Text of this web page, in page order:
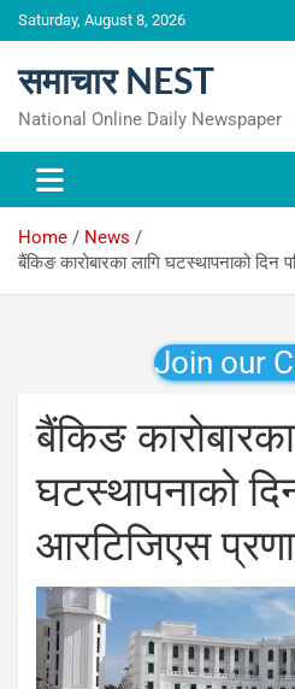
Skip
to
Saturday, August 8, 2026
समाचार NEST
National Online Daily Newspaper
Home
News
बैंकिङ कारोबारका लागि घटस्थापनाको
Join our
बैंकिङ
घटस्थापनाको
आरटिजिएस